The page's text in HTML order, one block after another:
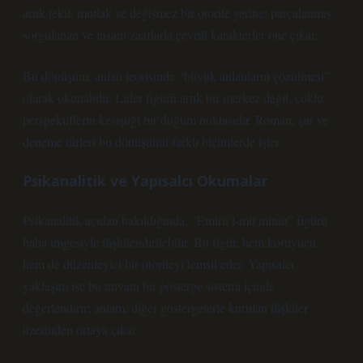
artık tekil, mutlak ve değişmez bir otorite yerine; parçalanmış,
sorgulanan ve insani zaaflarla çevrili karakterler öne çıkar.
Bu dönüşüm, anlatı teorisinde “büyük anlatıların çözülmesi”
olarak okunabilir. Lider figürü artık bir merkez değil, çoklu
perspektiflerin kesiştiği bir düğüm noktasıdır. Roman, şiir ve
deneme türleri bu dönüşümü farklı biçimlerde işler.
Psikanalitik ve Yapısalcı Okumalar
Psikanalitik açıdan bakıldığında, “Emirü’l-mü’minîn” figürü
baba imgesiyle ilişkilendirilebilir. Bu figür, hem koruyucu
hem de düzenleyici bir otoriteyi temsil eder. Yapısalcı
yaklaşım ise bu unvanı bir gösterge sistemi içinde
değerlendirir; anlam, diğer göstergelerle kurulan ilişkiler
üzerinden ortaya çıkar.